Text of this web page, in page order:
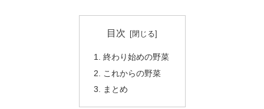
目次
終わり始めの野菜
これからの野菜
まとめ